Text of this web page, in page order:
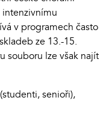
v programech často
ze 13.-15.
souboru lze však najít
senioři),